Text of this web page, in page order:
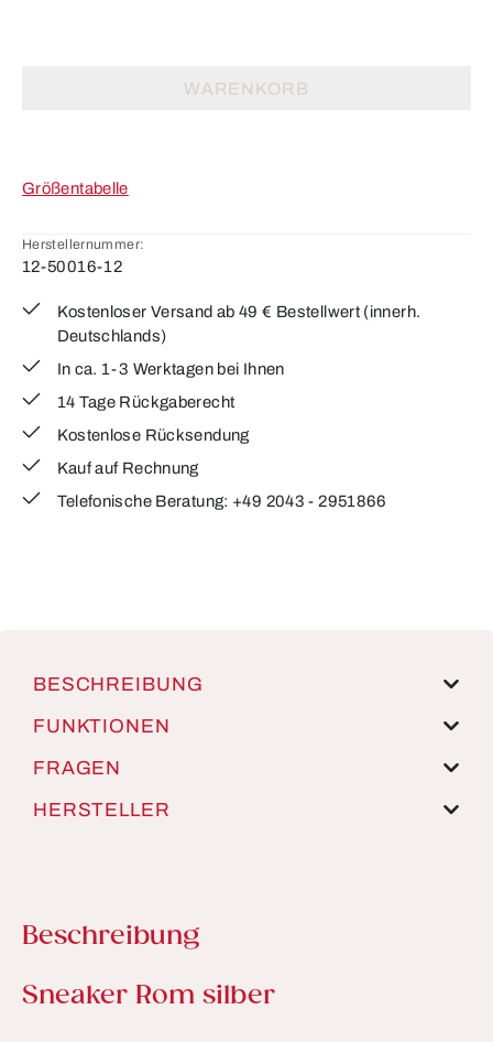
WARENKORB
Größentabelle
Herstellernummer:
12-50016-12
Kostenloser Versand ab 49 € Bestellwert (innerh.
Deutschlands)
In ca. 1-3 Werktagen bei Ihnen
14 Tage Rückgaberecht
Kostenlose Rücksendung
Kauf auf Rechnung
Telefonische Beratung: +49 2043 - 2951866
BESCHREIBUNG
FUNKTIONEN
FRAGEN
HERSTELLER
Beschreibung
Produktinformationen
Sneaker Rom silber